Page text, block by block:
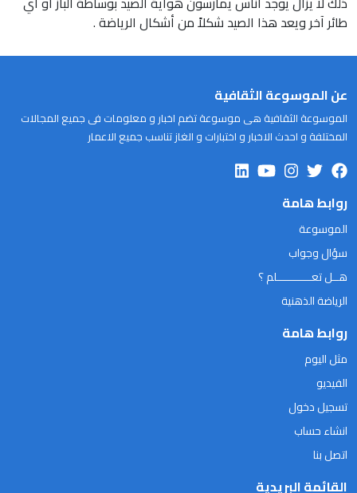
طائر آخر ويعد هذا الصيد شكلاً من أشكال الرياضة .
عن الموسوعة الثقافية
الموسوعة الثقافية هى موسوعة تضم اخبار و معلومات فى جميع المجالات
المختلفة و احدث الاخبار و اختبارات و الغاز تناسب جميع الاعمار
روابط هامة
الموسوعة
سؤال وجواب
هــل تعـــــــــــلم ؟
الرياضة الذهنية
روابط هامة
مثل اليوم
الفيديو
تسجيل دخول
انشاء حساب
اتصل بنا
القائمة البريدية